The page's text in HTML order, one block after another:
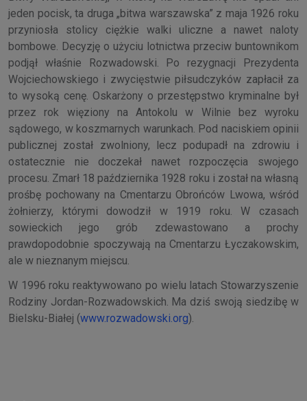
jeden pocisk, ta druga „bitwa warszawska” z maja 1926 roku
przyniosła stolicy ciężkie walki uliczne a nawet naloty
bombowe. Decyzję o użyciu lotnictwa przeciw buntownikom
podjął właśnie Rozwadowski. Po rezygnacji Prezydenta
Wojciechowskiego i zwycięstwie piłsudczyków zapłacił za
to wysoką cenę. Oskarżony o przestępstwo kryminalne był
przez rok więziony na Antokolu w Wilnie bez wyroku
sądowego, w koszmarnych warunkach. Pod naciskiem opinii
publicznej został zwolniony, lecz podupadł na zdrowiu i
ostatecznie nie doczekał nawet rozpoczęcia swojego
procesu. Zmarł 18 października 1928 roku i został na własną
prośbę pochowany na Cmentarzu Obrońców Lwowa, wśród
żołnierzy, którymi dowodził w 1919 roku. W czasach
sowieckich jego grób zdewastowano a prochy
prawdopodobnie spoczywają na Cmentarzu Łyczakowskim,
ale w nieznanym miejscu.
W 1996 roku reaktywowano po wielu latach Stowarzyszenie
Rodziny Jordan-Rozwadowskich. Ma dziś swoją siedzibę w
Bielsku-Białej (www.rozwadowski.org).